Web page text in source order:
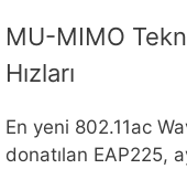
MU-MIMO
Hızları
En yeni 802.11ac
donatılan EAP225,